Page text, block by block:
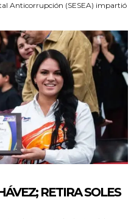
Anticorrupción (SESEA) impartió
RETIRA SOLES